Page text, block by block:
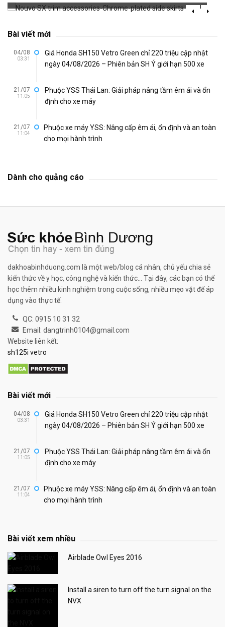
Bài viết mới
04/08
03:31
Giá Honda SH150 Vetro Green chỉ 220 triệu cập nhật
ngày 04/08/2026 – Phiên bản SH Ý giới hạn 500 xe
21/07
11:05
Phuộc YSS Thái Lan: Giải pháp nâng tầm êm ái và ổn
định cho xe máy
21/07
11:04
Phuộc xe máy YSS: Nâng cấp êm ái, ổn định và an toàn
cho mọi hành trình
Dành cho quảng cáo
dakhoabinhduong.com là một web/blog cá nhân, chủ yếu chia sẻ
kiến thức về y học, công nghệ và kiến thức... Tại đây, các bạn có thể
học thêm nhiều kinh nghiệm trong cuộc sống, nhiều mẹo vặt để áp
dụng vào thực tế.
QC: 0915 10 31 32
Email: dangtrinh0104@gmail.com
Website liên kết:
sh125i vetro
Bài viết mới
04/08
03:31
Giá Honda SH150 Vetro Green chỉ 220 triệu cập nhật
ngày 04/08/2026 – Phiên bản SH Ý giới hạn 500 xe
21/07
11:05
Phuộc YSS Thái Lan: Giải pháp nâng tầm êm ái và ổn
định cho xe máy
21/07
11:04
Phuộc xe máy YSS: Nâng cấp êm ái, ổn định và an toàn
cho mọi hành trình
Bài viết xem nhiều
Airblade Owl Eyes 2016
Install a siren to turn off the turn signal on the
NVX